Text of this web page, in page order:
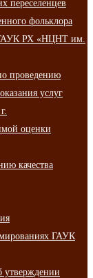
переселенцев
фольклора
ГАУК РХ «НЦНТ им.
проведению
услуг
оценки
качества
ГАУК
утверждении